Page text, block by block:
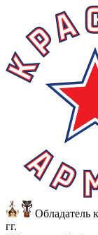
Обладатель
гг.